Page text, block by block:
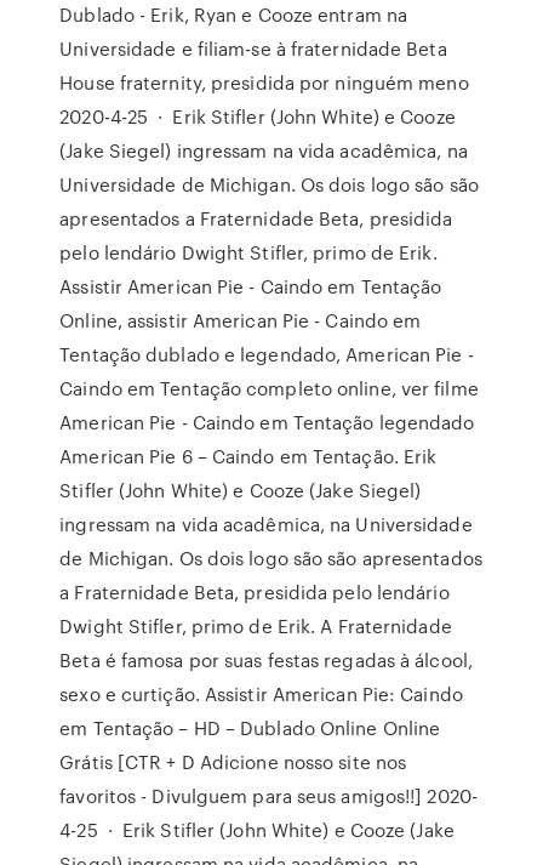
Dublado - Erik, Ryan e Cooze entram na
Universidade e filiam-se à fraternidade Beta
House fraternity, presidida por ninguém meno
2020-4-25 · Erik Stifler (John White) e Cooze
(Jake Siegel) ingressam na vida acadêmica, na
Universidade de Michigan. Os dois logo são são
apresentados a Fraternidade Beta, presidida
pelo lendário Dwight Stifler, primo de Erik.
Assistir American Pie - Caindo em Tentação
Online, assistir American Pie - Caindo em
Tentação dublado e legendado, American Pie -
Caindo em Tentação completo online, ver filme
American Pie - Caindo em Tentação legendado
American Pie 6 – Caindo em Tentação. Erik
Stifler (John White) e Cooze (Jake Siegel)
ingressam na vida acadêmica, na Universidade
de Michigan. Os dois logo são são apresentados
a Fraternidade Beta, presidida pelo lendário
Dwight Stifler, primo de Erik. A Fraternidade
Beta é famosa por suas festas regadas à álcool,
sexo e curtição. Assistir American Pie: Caindo
em Tentação – HD – Dublado Online Online
Grátis [CTR + D Adicione nosso site nos
favoritos - Divulguem para seus amigos!!] 2020-
4-25 · Erik Stifler (John White) e Cooze (Jake